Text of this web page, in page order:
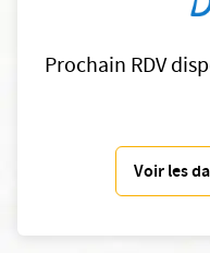
Prochain RDV
Voir les